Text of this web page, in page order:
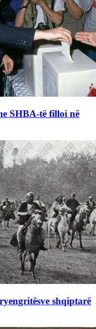
SHBA-të filloi në
shqiptarë